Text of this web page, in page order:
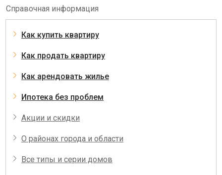
Справочная информация
Как купить квартиру
Как продать квартиру
Как арендовать жилье
Ипотека без проблем
Акции и скидки
О районах города и области
Все типы и серии домов